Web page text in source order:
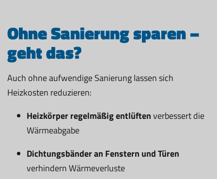
Ohne Sanierung sparen –
geht das?
Auch ohne aufwendige Sanierung lassen sich
Heizkosten reduzieren:
Heizkörper regelmäßig entlüftenverbessert die
Wärmeabgabe
Dichtungsbänder an Fenstern und Türen
verhindern Wärmeverluste